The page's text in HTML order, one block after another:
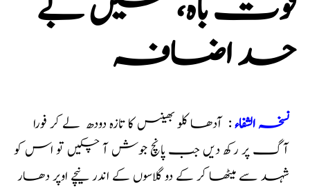
حد اضافہ
نسخہ الشفاء: آدھا کلو بھینس کا تازہ دودھ لے کر فورا
آگ پر رکھ دیں جب پانچ جوش آ چکیں تو اس کو
شہد سے میٹھا کر کے دو گلاسوں کے اندر نیچے اوپر دھار